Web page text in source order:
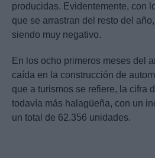
producidas. Evidentemente, con
que se arrastran del resto del
siendo muy negativo.
En los ocho primeros meses del
caída en la construcción de
que a turismos se refiere, la cifra
todavía más halagüeña, con un
un total de 62.356 unidades.